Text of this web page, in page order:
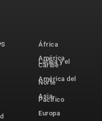
África
América
Latina y el
Caribe
América del
Norte
Asia-
Pacífico
Europa